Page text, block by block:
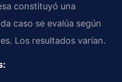
constituyó una
caso se evalúa según
Los resultados varían.